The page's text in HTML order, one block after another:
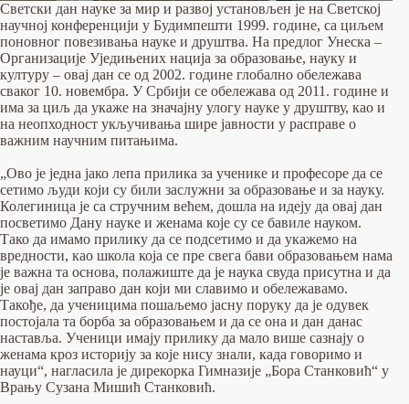
Светски дан науке за мир и развој установљен је на Светској
научној конференцији у Будимпешти 1999. године, са циљем
поновног повезивања науке и друштва. На предлог Унеска –
Организације Уједињених нација за образовање, науку и
културу – овај дан се од 2002. године глобално обележава
сваког 10. новембра. У Србији се обележава од 2011. године и
има за циљ да укаже на значајну улогу науке у друштву, као и
на неопходност укључивања шире јавности у расправе о
важним научним питањима.
„Ово је једна јако лепа прилика за ученике и професоре да се
сетимо људи који су били заслужни за образовање и за науку.
Колегиница је са стручним већем, дошла на идеју да овај дан
посветимо Дану науке и женама које су се бавиле науком.
Тако да имамо прилику да се подсетимо и да укажемо на
вредности, као школа која се пре свега бави образовањем нама
је важна та основа, полажиште да је наука свуда присутна и да
је овај дан заправо дан који ми славимо и обележавамо.
Такође, да ученицима пошаљемо јасну поруку да је одувек
постојала та борба за образовањем и да се она и дан данас
наставља. Ученици имају прилику да мало више сазнају о
женама кроз историју за које нису знали, када говоримо и
науци“, нагласила је дирекорка Гимназије „Бора Станковић“ у
Врању Сузана Мишић Станковић.